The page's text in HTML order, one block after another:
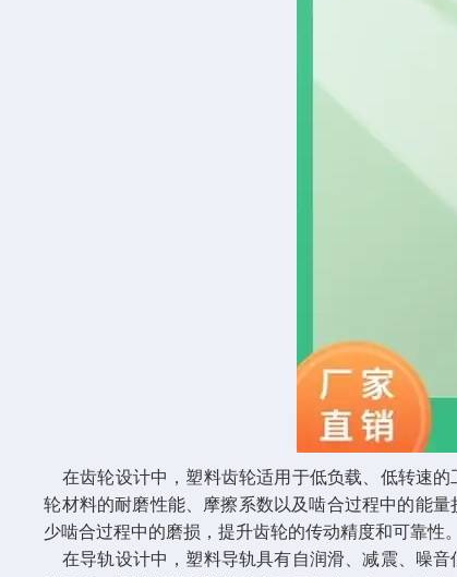
在齿轮设计中，塑料齿轮适用于低负载、低转速的
轮材料的耐磨性能、摩擦系数以及啮合过程中的能
少啮合过程中的磨损，提升齿轮的传动精度和可靠性。
在导轨设计中，塑料导轨具有自润滑、减震、噪